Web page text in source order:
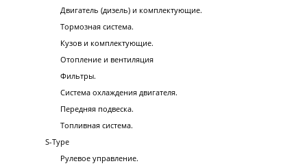
Двигатель (дизель) и комплектующие.
Тормозная система.
Кузов и комплектующие.
Отопление и вентиляция
Фильтры.
Система охлаждения двигателя.
Передняя подвеска.
Топливная система.
S-Type
Рулевое управление.